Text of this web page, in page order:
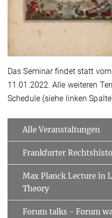
Das Seminar findet statt
11.01.2022. Alle weiteren
Schedule (siehe linken
Alle Veranstaltungen
Frankfurter
Max Planck Lecture in
Theory
Forum talks - Forum